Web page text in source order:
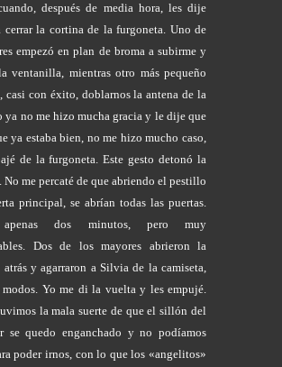
después de media hora, les dije
cerrar la cortina de la furgoneta. Uno de
empezó en plan de broma a subirme y
ventanilla, mientras otro más pequeño
casi con éxito, doblarnos la antena de la
ya no me hizo mucha gracia y le dije que
ya estaba bien, no me hizo mucho caso,
de la furgoneta. Este gesto detonó la
No me percaté de que abriendo el pestillo
principal, se abrían todas las puertas.
apenas dos minutos, pero muy
Dos de los mayores abrieron la
atrás y agarraron a Silvia de la camiseta,
modos. Yo me di la vuelta y les empujé.
la mala suerte de que el sillón del
se quedo enganchado y no podíamos
poder irnos, con lo que los «angelitos»